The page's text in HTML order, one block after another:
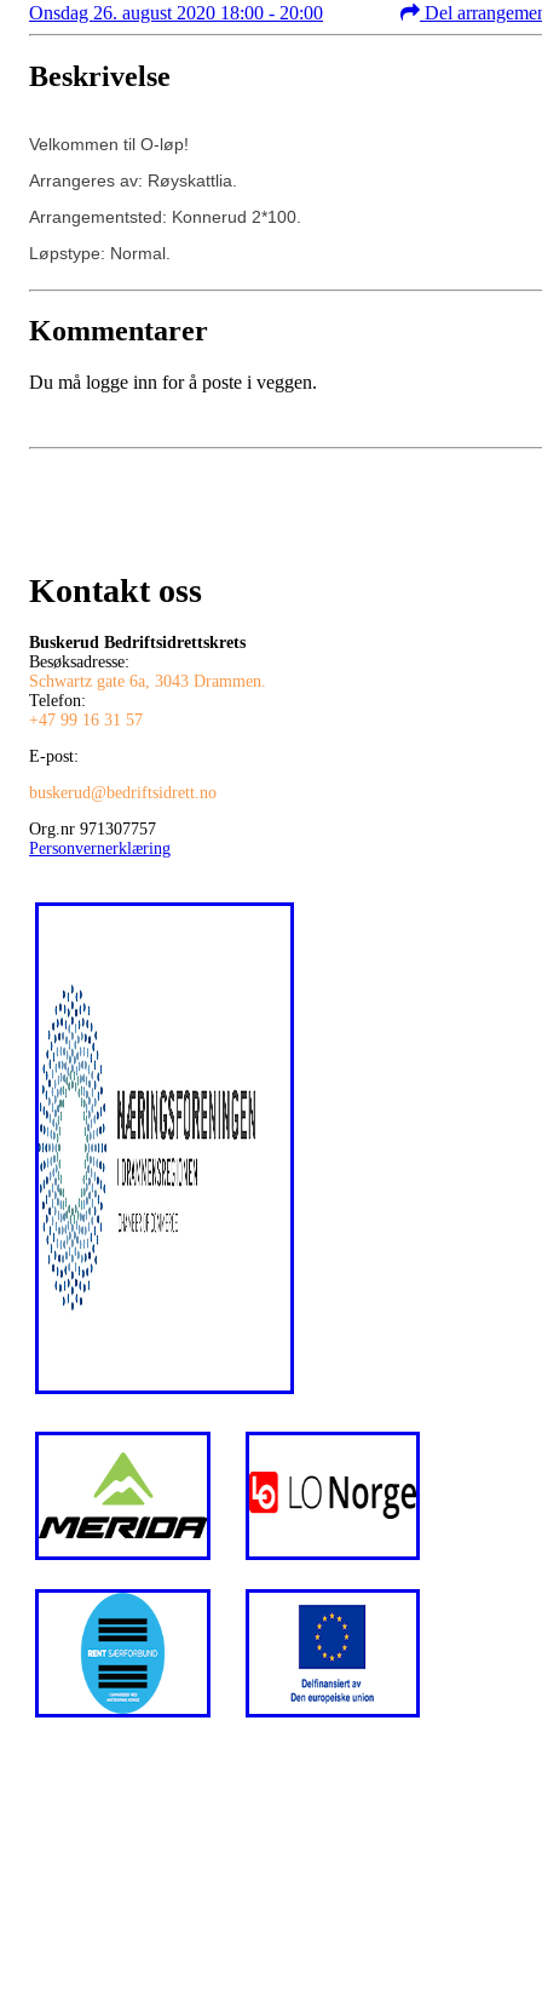
Onsdag 26. august 2020 18:00 - 20:00 Del
Beskrivelse
Velkommen til O-løp!
Arrangeres av: Røyskattlia.
Arrangementsted: Konnerud 2*100.
Løpstype: Normal.
Kommentarer
Du må logge inn for å poste i veggen.
Kontakt oss
Buskerud Bedriftsidrettskrets
Besøksadresse:
Schwartz gate 6a, 3043 Drammen.
Telefon:
+47 99 16 31 57
E-post:
buskerud@bedriftsidrett.no
Org.nr 971307757
Personvernerklæring